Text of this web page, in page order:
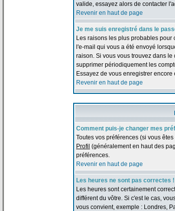
valide, essayez alors de contacter
Revenir en haut de page
Je me suis enregistré dans le
Les raisons les plus probables pour
l'e-mail qui vous a été envoyé
raison. Si vous vous trouvez dans
supprimer périodiquement les
Essayez de vous enregistrer
Revenir en haut de page
Comment puis-je changer mes
Toutes vos préférences (si vous
Profil (généralement en haut des
préférences.
Revenir en haut de page
Les heures ne sont pas correctes !
Les heures sont certainement
différent du vôtre. Si c'est le cas,
vous convient, exemple : Londres,